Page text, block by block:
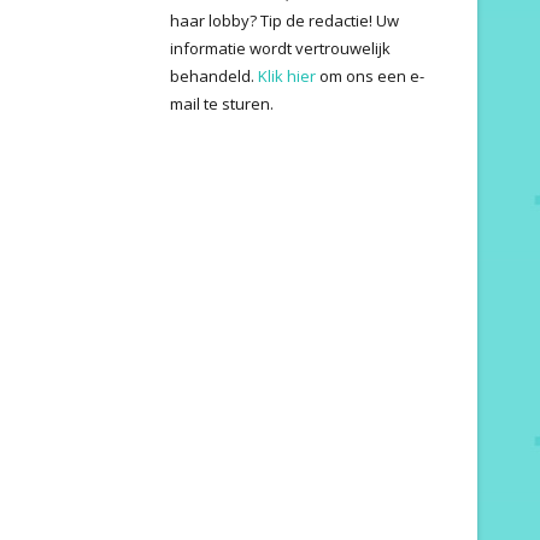
haar lobby? Tip de redactie! Uw
informatie wordt vertrouwelijk
behandeld.Klik hierom ons een e-
mail te sturen.